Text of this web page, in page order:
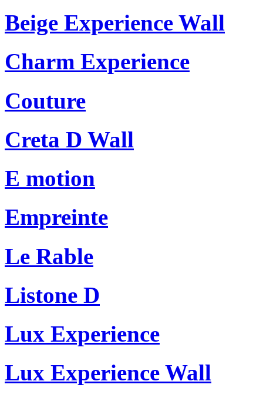
Beige Experience Wall
Charm Experience
Couture
Creta D Wall
E motion
Empreinte
Le Rable
Listone D
Lux Experience
Lux Experience Wall